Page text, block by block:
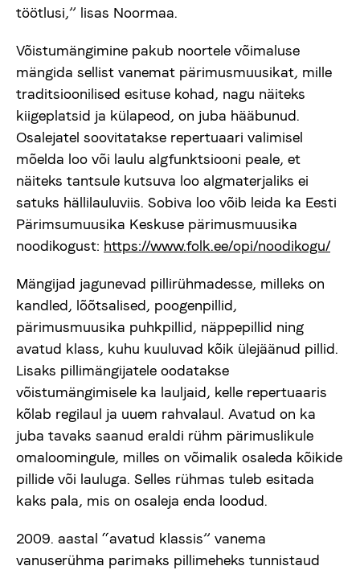
töötlusi,” lisas Noormaa.
Võistumängimine pakub noortele võimaluse
mängida sellist vanemat pärimusmuusikat, mille
traditsioonilised esituse kohad, nagu näiteks
kiigeplatsid ja külapeod, on juba hääbunud.
Osalejatel soovitatakse repertuaari valimisel
mõelda loo või laulu algfunktsiooni peale, et
näiteks tantsule kutsuva loo algmaterjaliks ei
satuks hällilauluviis. Sobiva loo võib leida ka Eesti
Pärimsumuusika Keskuse pärimusmuusika
noodikogust: https://www.folk.ee/opi/noodikogu/
Mängijad jagunevad pillirühmadesse, milleks on
kandled, lõõtsalised, poogenpillid,
pärimusmuusika puhkpillid, näppepillid ning
avatud klass, kuhu kuuluvad kõik ülejäänud pillid.
Lisaks pillimängijatele oodatakse
võistumängimisele ka lauljaid, kelle repertuaaris
kõlab regilaul ja uuem rahvalaul. Avatud on ka
juba tavaks saanud eraldi rühm pärimuslikule
omaloomingule, milles on võimalik osaleda kõikide
pillide või lauluga. Selles rühmas tuleb esitada
kaks pala, mis on osaleja enda loodud.
2009. aastal “avatud klassis” vanema
vanuserühma parimaks pillimeheks tunnistaud